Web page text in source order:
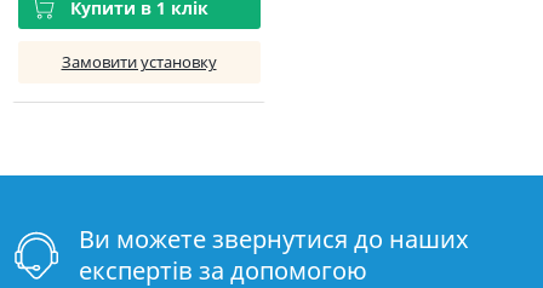
Купити в 1 клік
Замовити установку
Ви можете звернутися до наших
експертів за допомогою